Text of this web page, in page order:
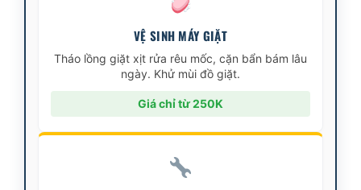
VỆ SINH MÁY GIẶT
Tháo lồng giặt xịt rửa rêu mốc, cặn bẩn bám lâu
ngày. Khử mùi đồ giặt.
Giá chỉ từ 250K